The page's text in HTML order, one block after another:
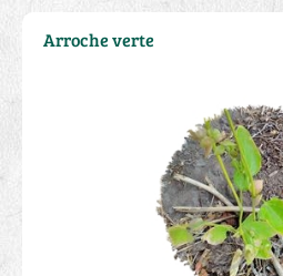
Arroche verte